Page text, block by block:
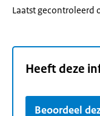
Laatst gecontroleerd
Heeft deze
Beoordeel